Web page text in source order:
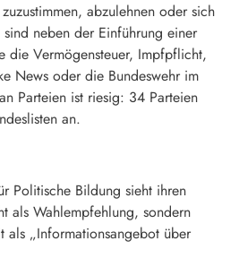
abzulehnen oder sich
sind neben der Einführung einer
die Vermögensteuer, Impfpflicht,
News oder die Bundeswehr im
Parteien ist riesig: 34 Parteien
an.
Politische Bildung sieht ihren
als Wahlempfehlung, sondern
als „Informationsangebot über